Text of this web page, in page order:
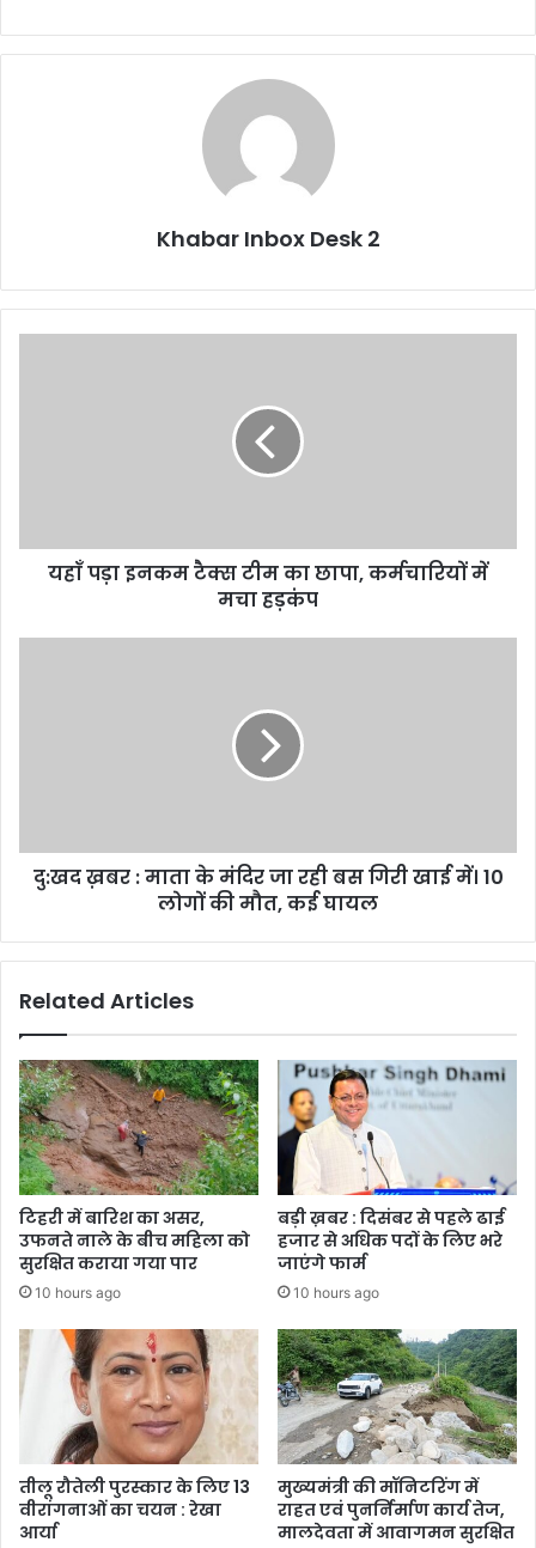
Khabar Inbox Desk 2
में
यहाँ पड़ा इनकम टैक्स टीम का छापा, कर्मचारियों में
मचा हड़कंप
बस
गिरी
की
घायल
दु:खद ख़बर : माता के मंदिर जा रही बस गिरी खाई में। 10
लोगों की मौत, कई घायल
Related Articles
टिहरी में बारिश का असर,
उफनते नाले के बीच महिला को
सुरक्षित कराया गया पार
10 hours ago
बड़ी ख़बर : दिसंबर से पहले ढाई
हजार से अधिक पदों के लिए भरे
जाएंगे फार्म
10 hours ago
तीलू रौतेली पुरस्कार के लिए 13
वीरांगनाओं का चयन : रेखा
आर्या
मुख्यमंत्री की मॉनिटरिंग में
राहत एवं पुनर्निर्माण कार्य तेज,
मालदेवता में आवागमन सुरक्षित